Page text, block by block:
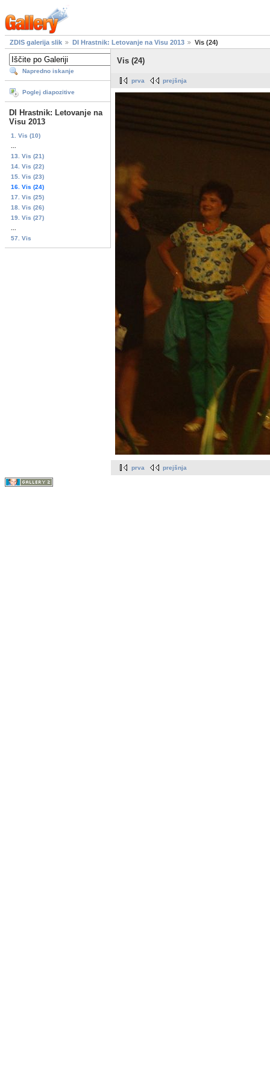
ZDIS galerija slik DI Hrastnik: Letovanje na Visu 2013 Vis (24)
Napredno iskanje
Poglej diapozitive
DI Hrastnik: Letovanje na
Visu 2013
1. Vis (10)
13. Vis (21)
14. Vis (22)
15. Vis (23)
16. Vis (24)
17. Vis (25)
18. Vis (26)
19. Vis (27)
57. Vis
Vis (24)
prva prejšnja
prva prejšnja